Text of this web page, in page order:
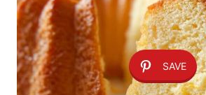
SAVE